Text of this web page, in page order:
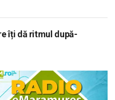
îți dă ritmul după-